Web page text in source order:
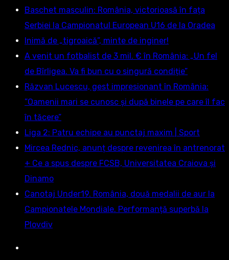
Baschet masculin: România, victorioasă în fața
Serbiei la Campionatul European U16 de la Oradea
Inimă de „tigroaică”, minte de inginer!
A venit un fotbalist de 3 mil. € în România: „Un fel
de Bîrligea. Va fi bun cu o singură condiție”
Răzvan Lucescu, gest impresionant în România:
”Oamenii mari se cunosc și după binele pe care îl fac
în tăcere”
Liga 2: Patru echipe au punctaj maxim | Sport
Mircea Rednic, anunț despre revenirea în antrenorat
+ Ce a spus despre FCSB, Universitatea Craiova și
Dinamo
Canotaj Under19. România, două medalii de aur la
Campionatele Mondiale. Performanță superbă la
Plovdiv